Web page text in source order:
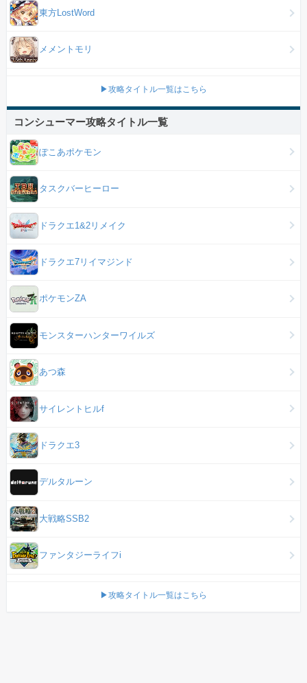
東方LostWord
メメントモリ
▶攻略タイトル一覧はこちら
コンシューマー攻略タイトル一覧
ぽこあポケモン
タスクバーヒーロー
ドラクエ1&2リメイク
ドラクエ7リイマジンド
ポケモンZA
モンスターハンターワイルズ
あつ森
サイレントヒルf
ドラクエ3
デルタルーン
大戦略SSB2
ファンタジーライフi
▶攻略タイトル一覧はこちら